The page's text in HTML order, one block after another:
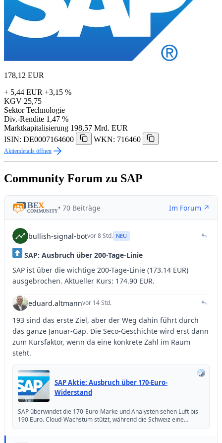
178,12 EUR
+ 5,44 EUR +3,15 %
KGV 25,75
Sektor Technologie
Div.-Rendite 1,47 %
Marktkapitalisierung 198,57 Mrd. EUR
ISIN: DE0007164600
WKN: 716460
Aktiendetails öffnen
Community Forum zu SAP